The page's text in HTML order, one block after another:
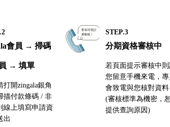
會員 → 掃碼
→ 填單
打開zingala銀角
描付款條碼 / 非
線上填寫申請資
出
STEP.3
分期資格審核中
若頁面提示審核中
您留意手機來電，專
會致電與您核對資料
(審核標準為機密，
提供查詢原因)